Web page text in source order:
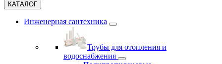
КАТАЛОГ
Инженерная сантехника
Трубы для отопления и
водоснабжения